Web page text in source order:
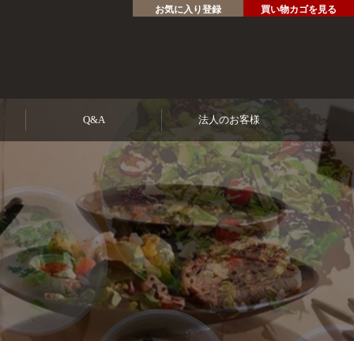
お気に入り登録 買い物カゴを見る
Q&A 法人のお客様